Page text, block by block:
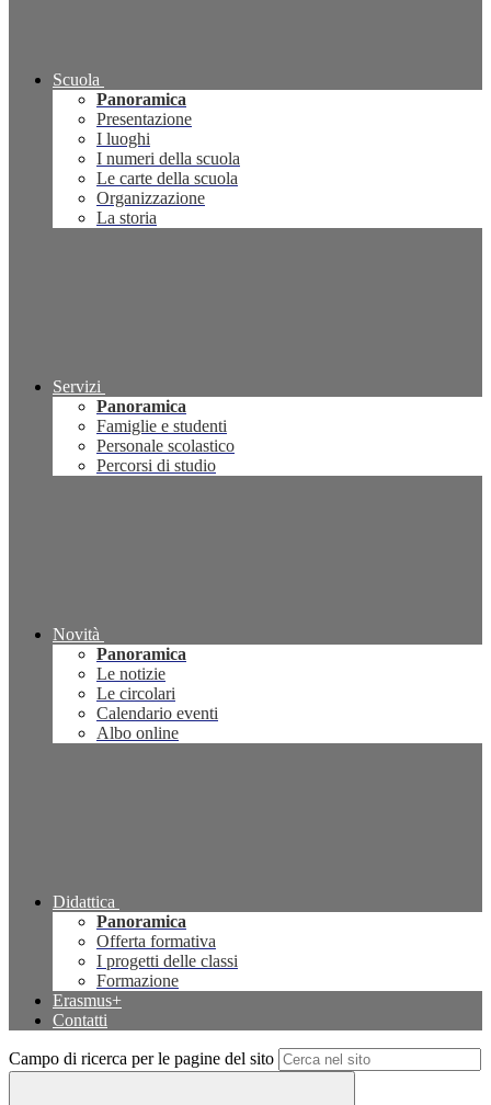
Scuola
Panoramica
Presentazione
I luoghi
I numeri della scuola
Le carte della scuola
Organizzazione
La storia
Servizi
Panoramica
Famiglie e studenti
Personale scolastico
Percorsi di studio
Novità
Panoramica
Le notizie
Le circolari
Calendario eventi
Albo online
Didattica
Panoramica
Offerta formativa
I progetti delle classi
Formazione
Erasmus+
Contatti
Campo di ricerca per le pagine del sito